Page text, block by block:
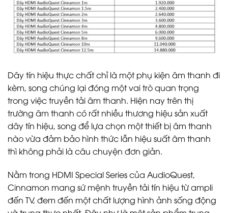
Dây tín hiệu thực chất chỉ là một phụ kiện âm thanh đi
kèm, song chúng lại đóng một vai trò quan trọng
trong việc truyền tải âm thanh. Hiện nay trên thị
trường âm thanh có rất nhiều thương hiệu sản xuất
dây tín hiệu, song để lựa chọn một thiết bị âm thanh
nào vừa đảm bảo hình thức lẫn hiệu suất âm thanh
thì không phải là câu chuyện đơn giản.
Nằm trong HDMI Special Series của AudioQuest,
Cinnamon mang sứ mệnh truyền tải tín hiệu từ ampli
đến TV, đem đến một chất lượng hình ảnh sống động